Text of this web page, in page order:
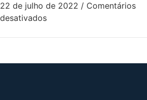
22 de julho de 2022 / Comentários
desativados